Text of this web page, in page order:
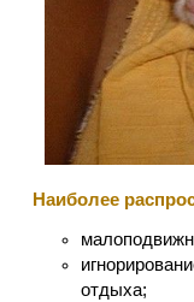
Наиболее
отдыха;